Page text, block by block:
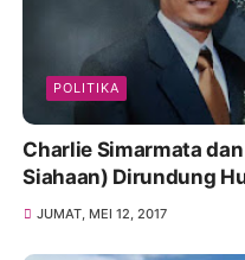
POLITIKA
Charlie Simarmata
Siahaan) Dirundung
JUMAT, MEI 12, 2017